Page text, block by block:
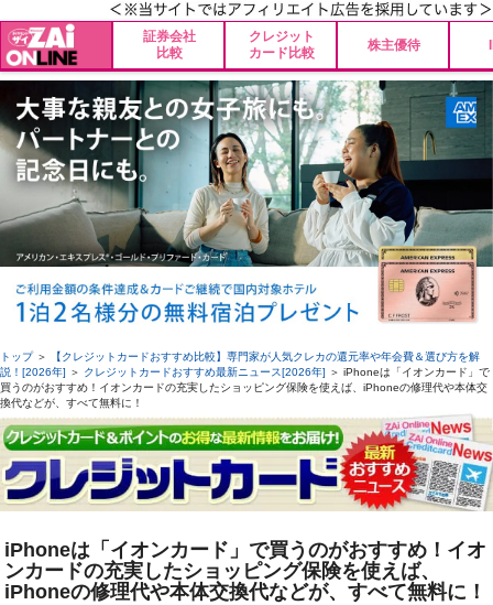
証券会社
比較
クレジット
カード比較
株主優待
トップ＞
【クレジットカードおすすめ比較】専門家が人気クレカの還元率や年会費＆選び方を解
説！[2026年] ＞ クレジットカードおすすめ最新ニュース[2026年] ＞ iPhoneは「イオンカード」で
買うのがおすすめ！イオンカードの充実したショッピング保険を使えば、iPhoneの修理代や本体交
換代などが、すべて無料に！
iPhoneは「イオンカード」で買うのがおすすめ！イオ
ンカードの充実したショッピング保険を使えば、
iPhoneの修理代や本体交換代などが、すべて無料に！